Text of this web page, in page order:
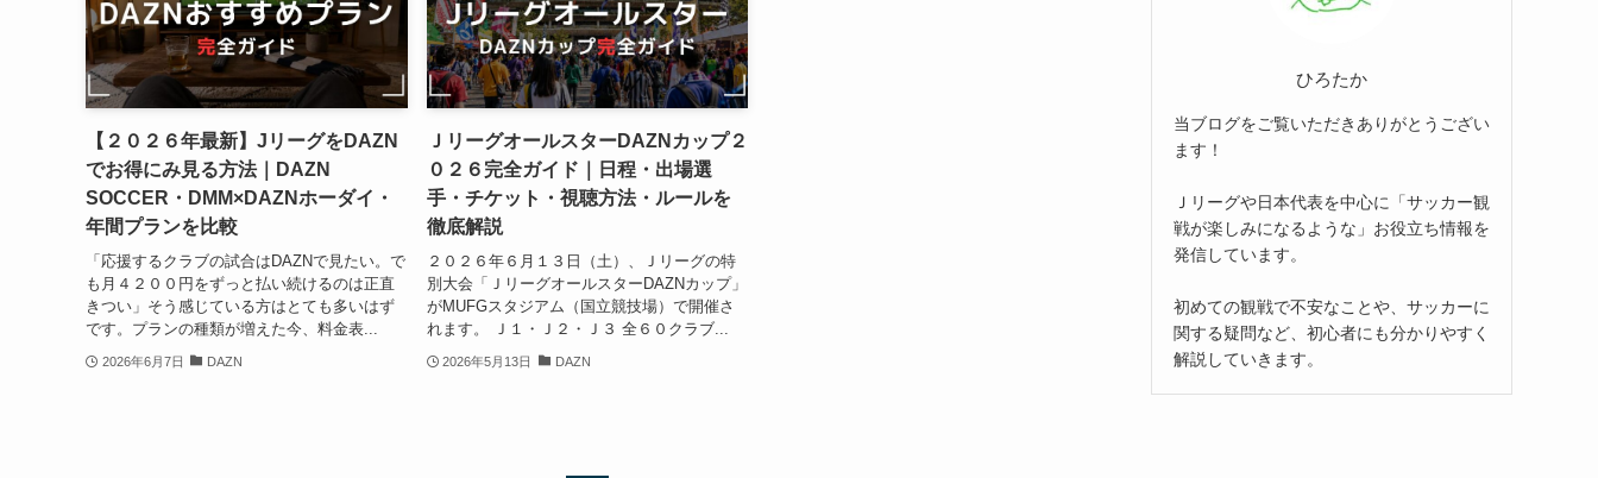
【２０２６年最新】JリーグをDAZN
でお得にみ見る方法｜DAZN
SOCCER・DMM×DAZNホーダイ・
年間プランを比較
「応援するクラブの試合はDAZNで見たい。で
も月４２００円をずっと払い続けるのは正直
きつい」そう感じている方はとても多いはず
です。プランの種類が増えた今、料金表...
2026年6月7日 DAZN
ＪリーグオールスターDAZNカップ２
０２６完全ガイド｜日程・出場選
手・チケット・視聴方法・ルールを
徹底解説
２０２６年６月１３日（土）、Ｊリーグの特
別大会「ＪリーグオールスターDAZNカップ」
がMUFGスタジアム（国立競技場）で開催さ
れます。 Ｊ１・Ｊ２・Ｊ３ 全６０クラブ...
2026年5月13日 DAZN
ひろたか
当ブログをご覧いただきありがとうござい
ます！
Ｊリーグや日本代表を中心に「サッカー観
戦が楽しみになるような」お役立ち情報を
発信しています。
初めての観戦で不安なことや、サッカーに
関する疑問など、初心者にも分かりやすく
解説していきます。